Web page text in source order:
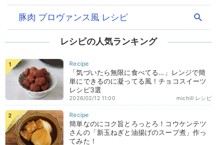
レシピの人気ランキング
「気づいたら無限に食べてる…」レンジで簡
単にできるのに凝ってる風！チョコスイーツ
レシピ3選
michill レシピ
2026/02/12 11:00
簡単なのにコク旨とろっとろ！コウケンテツ
さんの「新玉ねぎと油揚げのスープ煮」作っ
てみた！